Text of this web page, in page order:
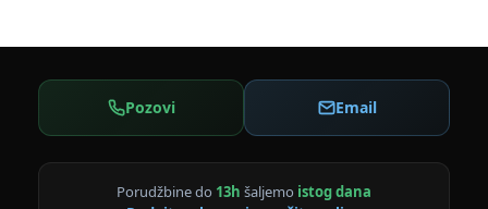
Pozovi Email
Porudžbine do 13h šaljemo istog dana